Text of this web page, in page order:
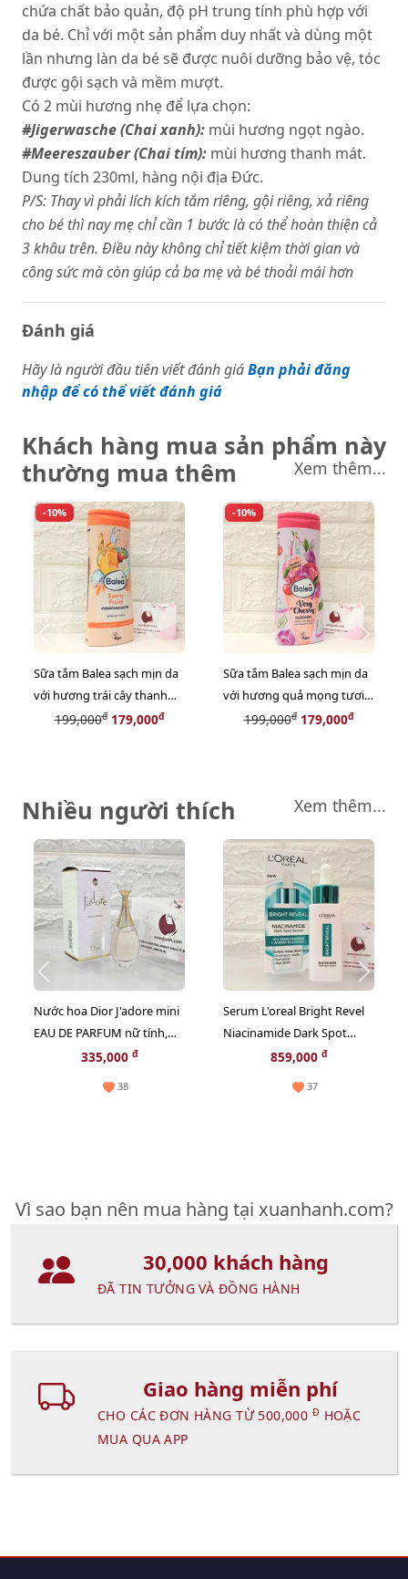
chứa chất bảo quản, độ pH trung tính phù hợp với
da bé. Chỉ với một sản phẩm duy nhất và dùng một
lần nhưng làn da bé sẽ được nuôi dưỡng bảo vệ, tóc
được gội sạch và mềm mượt.
Có 2 mùi hương nhẹ để lựa chọn:
#Jigerwasche (Chai xanh): mùi hương ngọt ngào.
#Meereszauber (Chai tím): mùi hương thanh mát.
Dung tích 230ml, hàng nội địa Đức.
P/S: Thay vì phải lích kích tắm riêng, gội riêng, xả riêng
cho bé thì nay mẹ chỉ cần 1 bước là có thể hoàn thiện cả
3 khâu trên. Điều này không chỉ tiết kiệm thời gian và
công sức mà còn giúp cả ba mẹ và bé thoải mái hơn
Đánh giá
Hãy là người đầu tiên viết đánh giáBạn phải đăng
nhập để có thể viết đánh giá
Khách hàng mua sản phẩm này
thường mua thêm
Xem thêm...
-10%
Sữa tắm Balea sạch mịn da
với hương trái cây thanh
mát, dịu ngọt, #Sunny
199,000đ179,000đ
-10%
Sữa tắm Balea sạch mịn da
với hương quả mọng tươi
mới, thanh ngọt, #Very
199,000đ179,000đ
Nhiều người thích Xem thêm...
Nước hoa Dior J'adore mini
EAU DE PARFUM nữ tính,
sang trọng - EDP, 5ml.
335,000 đ
38
Serum L'oreal Bright Revel
Niacinamide Dark Spot
trắng rạng rỡ và giảm sạm
859,000 đ
37
Vì sao bạn nên mua hàng tại xuanhanh.com?
30,000 khách hàng
ĐÃ TIN TƯỞNG VÀ ĐỒNG HÀNH
Giao hàng miễn phí
CHO CÁC ĐƠN HÀNG TỪ 500,000 Đ HOẶC
MUA QUA APP